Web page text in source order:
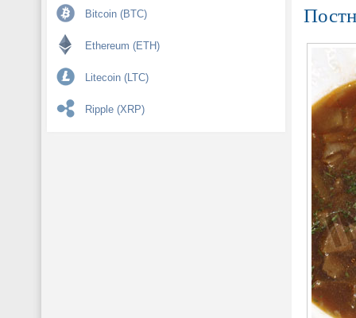
Bitcoin (BTC)
Ethereum (ETH)
Litecoin (LTC)
Ripple (XRP)